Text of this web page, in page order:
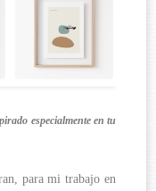
especialmente en tu
para mi trabajo en